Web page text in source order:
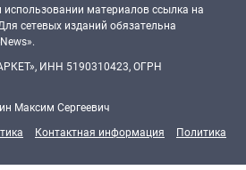
материалов ссылка на
сетевых изданий обязательна
ИНН 5190310423, ОГРН
Максим Сергеевич
Контактная информация
Политика